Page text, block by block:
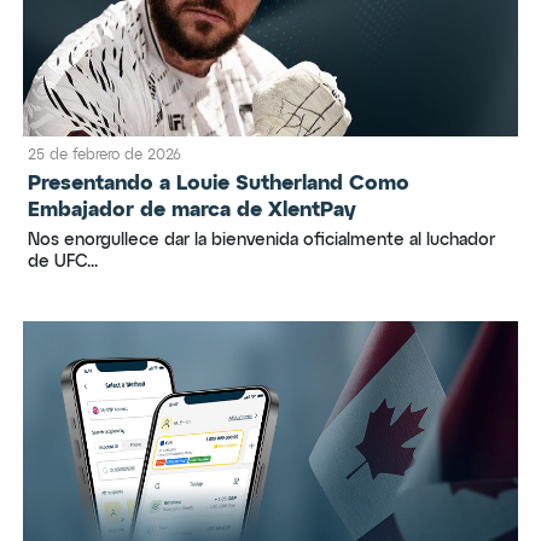
25 de febrero de 2026
Presentando a Louie Sutherland Como
Embajador de marca de XlentPay
Nos enorgullece dar la bienvenida oficialmente al luchador
de UFC...